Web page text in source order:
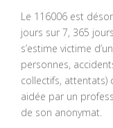
Le 116006 est
jours sur 7, 365
s’estime victime
personnes,
collectifs, attentats)
aidée par un
de son anonymat.